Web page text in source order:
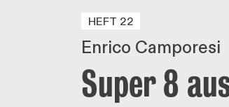
HEFT 22
Enrico Camporesi
Super 8